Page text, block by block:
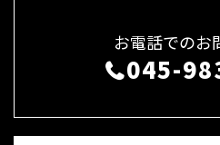
お電話でのお
045-